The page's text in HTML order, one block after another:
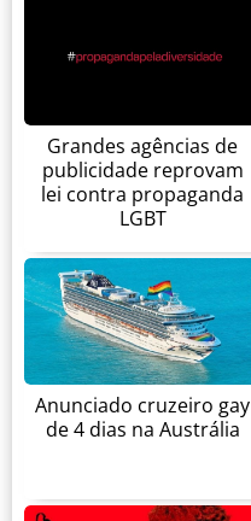
Grandes agências de
publicidade reprovam
lei contra propaganda
LGBT
Anunciado cruzeiro gay
de 4 dias na Austrália